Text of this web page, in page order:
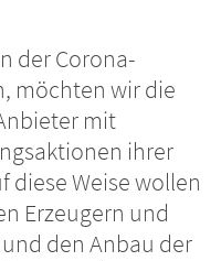
der Corona-
möchten wir die
mit
ihrer
diese Weise wollen
Erzeugern und
den Anbau der